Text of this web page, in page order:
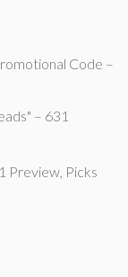
Code –
– 631
Preview, Picks